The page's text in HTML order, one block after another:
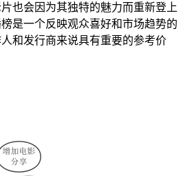
也会因为其独特的魅力而重新登上
是一个反映观众喜好和市场趋势的
和发行商来说具有重要的参考价